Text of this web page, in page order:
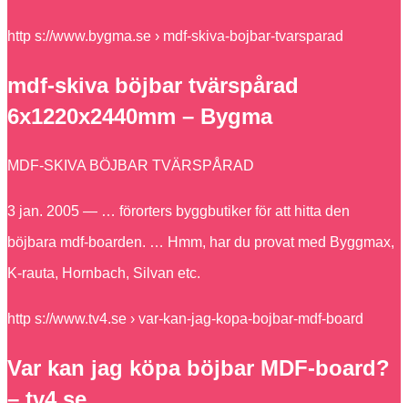
http s://www.bygma.se › mdf-skiva-bojbar-tvarsparad
mdf-skiva böjbar tvärspårad
6x1220x2440mm – Bygma
MDF-SKIVA BÖJBAR TVÄRSPÅRAD
3 jan. 2005 — … förorters byggbutiker för att hitta den
böjbara mdf-boarden. … Hmm, har du provat med Byggmax,
K-rauta, Hornbach, Silvan etc.
http s://www.tv4.se › var-kan-jag-kopa-bojbar-mdf-board
Var kan jag köpa böjbar MDF-board?